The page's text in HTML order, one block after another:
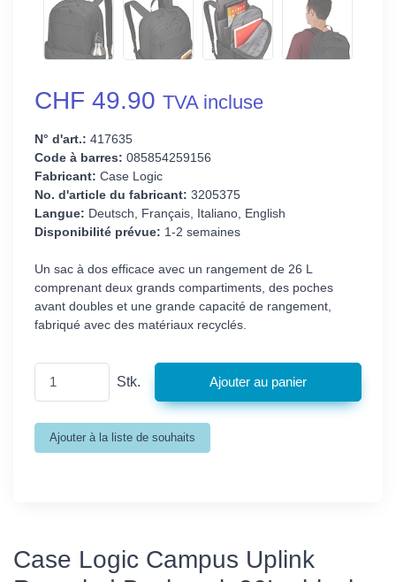
CHF 49.90 TVA incluse
N° d'art.: 417635
Code à barres: 085854259156
Fabricant: Case Logic
No. d'article du fabricant: 3205375
Langue: Deutsch, Français, Italiano, English
Disponibilité prévue: 1-2 semaines
Un sac à dos efficace avec un rangement de 26 L
comprenant deux grands compartiments, des poches
avant doubles et une grande capacité de rangement,
fabriqué avec des matériaux recyclés.
Stk.
Case Logic Campus Uplink